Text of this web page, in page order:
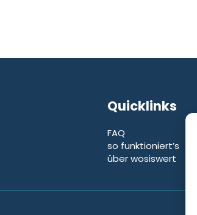
Quicklinks
FAQ
so funktioniert’s
über wosiswert